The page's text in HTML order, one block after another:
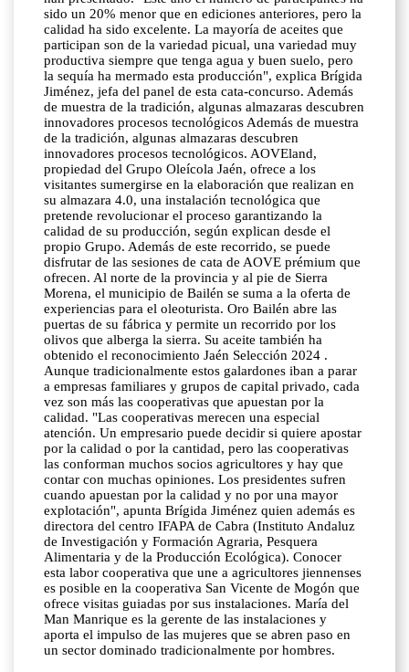
sido un 20% menor que en ediciones anteriores, pero la
calidad ha sido excelente. La mayoría de aceites que
participan son de la variedad picual, una variedad muy
productiva siempre que tenga agua y buen suelo, pero
la sequía ha mermado esta producción", explica Brígida
Jiménez, jefa del panel de esta cata-concurso. Además
de muestra de la tradición, algunas almazaras descubren
innovadores procesos tecnológicos Además de muestra
de la tradición, algunas almazaras descubren
innovadores procesos tecnológicos. AOVEland,
propiedad del Grupo Oleícola Jaén, ofrece a los
visitantes sumergirse en la elaboración que realizan en
su almazara 4.0, una instalación tecnológica que
pretende revolucionar el proceso garantizando la
calidad de su producción, según explican desde el
propio Grupo. Además de este recorrido, se puede
disfrutar de las sesiones de cata de AOVE prémium que
ofrecen. Al norte de la provincia y al pie de Sierra
Morena, el municipio de Bailén se suma a la oferta de
experiencias para el oleoturista. Oro Bailén abre las
puertas de su fábrica y permite un recorrido por los
olivos que alberga la sierra. Su aceite también ha
obtenido el reconocimiento Jaén Selección 2024 .
Aunque tradicionalmente estos galardones iban a parar
a empresas familiares y grupos de capital privado, cada
vez son más las cooperativas que apuestan por la
calidad. "Las cooperativas merecen una especial
atención. Un empresario puede decidir si quiere apostar
por la calidad o por la cantidad, pero las cooperativas
las conforman muchos socios agricultores y hay que
contar con muchas opiniones. Los presidentes sufren
cuando apuestan por la calidad y no por una mayor
explotación", apunta Brígida Jiménez quien además es
directora del centro IFAPA de Cabra (Instituto Andaluz
de Investigación y Formación Agraria, Pesquera
Alimentaria y de la Producción Ecológica). Conocer
esta labor cooperativa que une a agricultores jiennenses
es posible en la cooperativa San Vicente de Mogón que
ofrece visitas guiadas por sus instalaciones. María del
Man Manrique es la gerente de las instalaciones y
aporta el impulso de las mujeres que se abren paso en
un sector dominado tradicionalmente por hombres.